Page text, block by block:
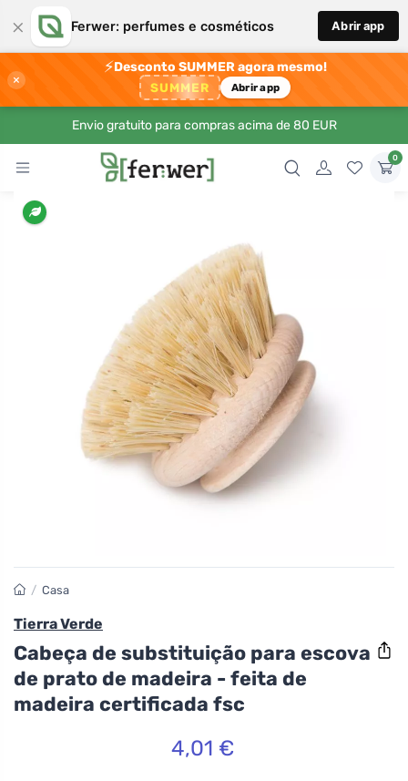
× Ferwer: perfumes e cosméticos Abrir app
×
⚡Desconto SUMMER agora mesmo!
SUMMER Abrir app
Envio gratuito para compras acima de 80 EUR
0
/ Casa
Tierra Verde
Cabeça de substituição para escova
de prato de madeira - feita de
madeira certificada fsc
4,01 €